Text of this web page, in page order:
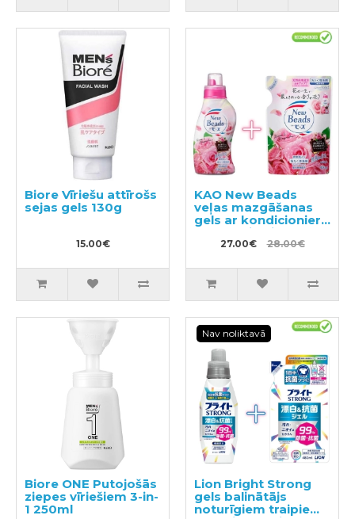
Biore Vīriešu attīrošs
sejas gels 130g
15.00€
KAO New Beads
veļas mazgāšanas
gels ar kondicionieri
740g + pildviela 650g
27.00€ 28.00€
Biore ONE Putojošās
ziepes vīriešiem 3-in-
1 250ml
Nav noliktavā
Lion Bright Strong
gels balinātājs
noturīgiem traipiem